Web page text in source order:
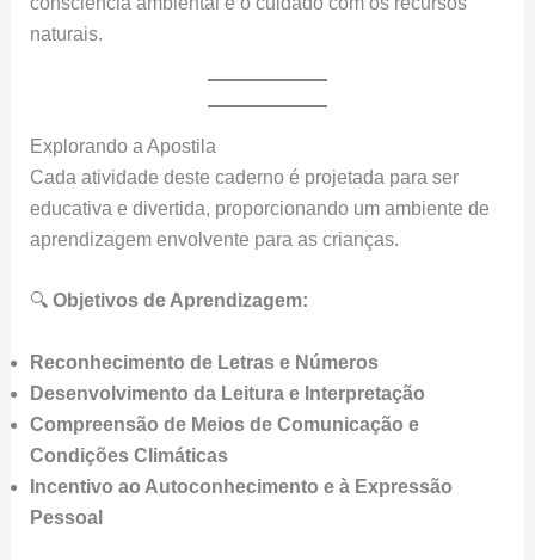
naturais.
Explorando a Apostila
Cada atividade deste caderno é projetada para ser
educativa e divertida, proporcionando um ambiente de
aprendizagem envolvente para as crianças.
🔍 Objetivos de Aprendizagem:
Reconhecimento de Letras e Números
Desenvolvimento da Leitura e Interpretação
Compreensão de Meios de Comunicação e
Condições Climáticas
Incentivo ao Autoconhecimento e à Expressão
Pessoal